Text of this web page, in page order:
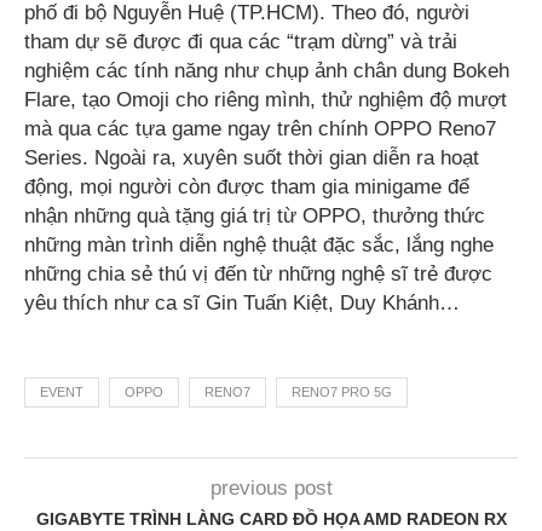
phố đi bộ Nguyễn Huệ (TP.HCM). Theo đó, người
tham dự sẽ được đi qua các “trạm dừng” và trải
nghiệm các tính năng như chụp ảnh chân dung Bokeh
Flare, tạo Omoji cho riêng mình, thử nghiệm độ mượt
mà qua các tựa game ngay trên chính OPPO Reno7
Series. Ngoài ra, xuyên suốt thời gian diễn ra hoạt
động, mọi người còn được tham gia minigame để
nhận những quà tặng giá trị từ OPPO, thưởng thức
những màn trình diễn nghệ thuật đặc sắc, lắng nghe
những chia sẻ thú vị đến từ những nghệ sĩ trẻ được
yêu thích như ca sĩ Gin Tuấn Kiệt, Duy Khánh…
EVENT OPPO RENO7 RENO7 PRO 5G
previous post
GIGABYTE TRÌNH LÀNG CARD ĐỒ HỌA AMD RADEON RX